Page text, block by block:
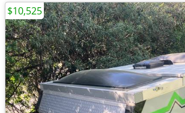
$10,525